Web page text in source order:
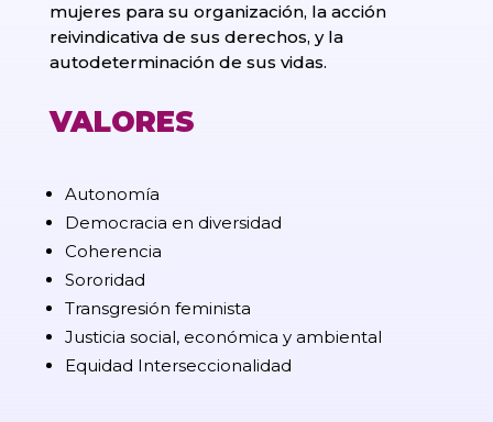
mujeres para su organización, la acción
reivindicativa de sus derechos, y la
autodeterminación de sus vidas.
VALORES
Autonomía
Democracia en diversidad
Coherencia
Sororidad
Transgresión feminista
Justicia social, económica y ambiental
Equidad Interseccionalidad